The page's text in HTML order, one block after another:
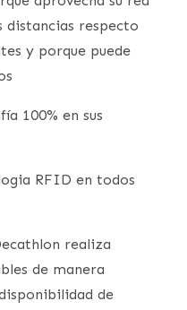
distancias respecto
y porque puede
100% en sus
RFID en todos
realiza
de manera
de